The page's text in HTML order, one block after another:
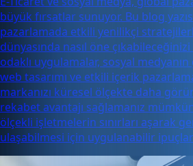
büyük fırsatlar sunuyor. Bu blog
pazarlamada etkili yenilikçi
dünyasında nasıl öne
odaklı uygulamalar, sosyal
web tasarımı ve etkili içerik
markanızı küresel ölçekte daha
rekabet avantajı sağlamanız
ölçekli işletmelerin sınırları aşarak
ulaşabilmesi için uygulanabilir